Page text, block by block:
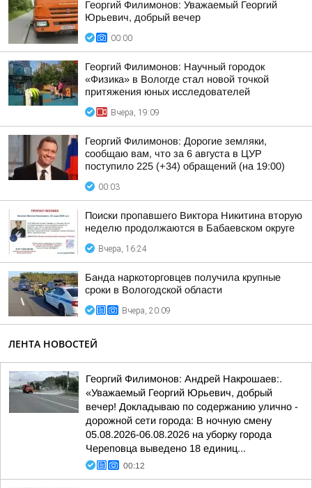
Георгий Филимонов: Уважаемый Георгий
Юрьевич, добрый вечер
00:00
Георгий Филимонов: Научный городок
«Физика» в Вологде стал новой точкой
притяжения юных исследователей
Вчера, 19:09
Георгий Филимонов: Дорогие земляки,
сообщаю вам, что за 6 августа в ЦУР
поступило 225 (+34) обращений (на 19:00)
00:03
Поиски пропавшего Виктора Никитина вторую
неделю продолжаются в Бабаевском округе
Вчера, 16:24
Банда наркоторговцев получила крупные
сроки в Вологодской области
Вчера, 20:09
ЛЕНТА НОВОСТЕЙ
Георгий Филимонов: Андрей Накрошаев:.
«Уважаемый Георгий Юрьевич, добрый
вечер! Докладываю по содержанию улично -
дорожной сети города: В ночную смену
05.08.2026-06.08.2026 на уборку города
Череповца выведено 18 единиц...
00:12